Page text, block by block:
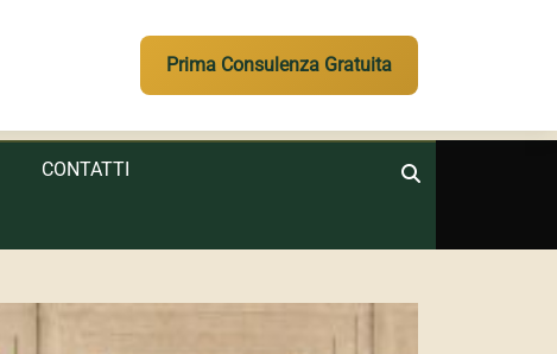
Prima Consulenza Gratuita
CONTATTI
Search